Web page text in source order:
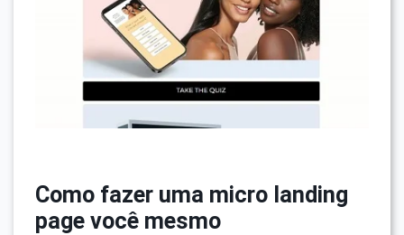
Como fazer uma micro landing
page você mesmo